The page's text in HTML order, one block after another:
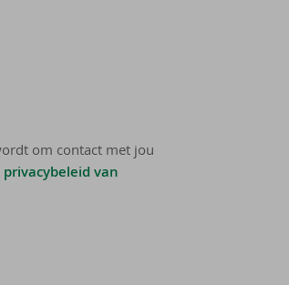
om contact met jou
van